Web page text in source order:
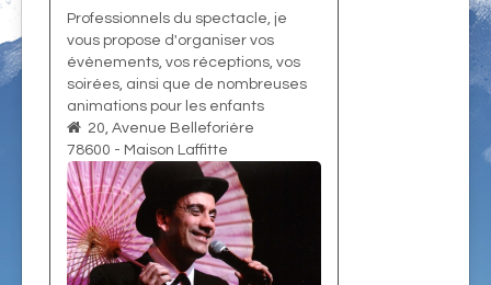
Professionnels du spectacle, je
vous propose d'organiser vos
évènements, vos réceptions, vos
soirées, ainsi que de nombreuses
animations pour les enfants
20, Avenue Belleforière
78600 - Maison Laffitte